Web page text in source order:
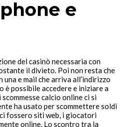
e
del casinò necessaria con
il divieto. Poi non resta che
e mail che arriva all’indirizzo
è possibile accedere e iniziare a
calcio online ci si
ha usato per scommettere soldi
fossero siti web, i giocatori
online. Lo scontro tra la